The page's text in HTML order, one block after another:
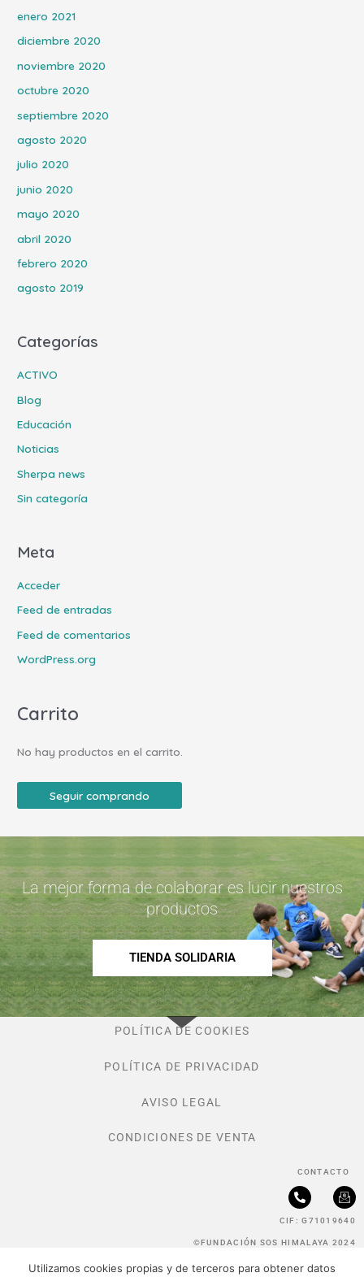
enero 2021
diciembre 2020
noviembre 2020
octubre 2020
septiembre 2020
agosto 2020
julio 2020
junio 2020
mayo 2020
abril 2020
febrero 2020
agosto 2019
Categorías
ACTIVO
Blog
Educación
Noticias
Sherpa news
Sin categoría
Meta
Acceder
Feed de entradas
Feed de comentarios
WordPress.org
Carrito
No hay productos en el carrito.
Seguir comprando
La mejor forma de colaborar es lucir nuestros
productos
TIENDA SOLIDARIA
POLÍTICA DE COOKIES
POLÍTICA DE PRIVACIDAD
AVISO LEGAL
CONDICIONES DE VENTA
CONTACTO
P
h
o
n
e
a
I
c
o
n
-
CIF: G71019640
©FUNDACIÓN SOS HIMALAYA 2024
Utilizamos cookies propias y de terceros para obtener datos